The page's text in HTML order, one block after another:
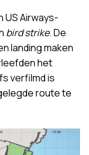
US Airways-
bird strike. De
landing maken
het
verfilmd is
route te